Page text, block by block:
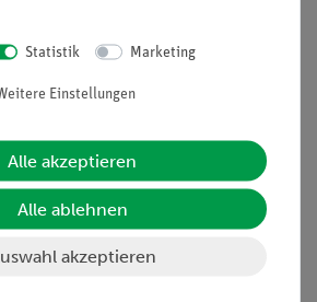
Übersicht Service
Beratung & Showroom
Inventarisierungs- &
Statistik Marketing
Einstellungen
Alle akzeptieren
Alle ablehnen
akzeptieren